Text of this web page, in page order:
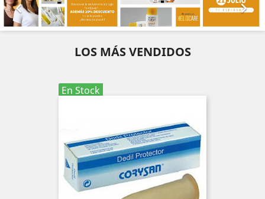
 
LOS MÁS VENDIDOS
En Stock